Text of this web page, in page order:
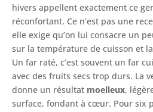
hivers appellent exactement ce
réconfortant. Ce n’est pas une
elle exige qu’on lui consacre un
sur la température de cuisson et
Un far raté, c’est souvent un far
avec des fruits secs trop durs. La
donne un résultat moelleux,
surface, fondant à cœur. Pour six